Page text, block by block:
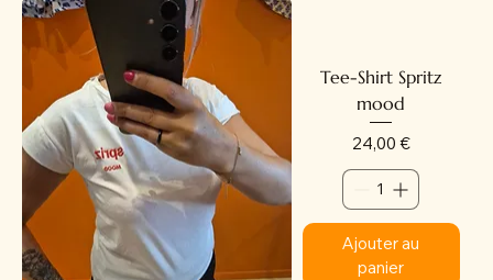
Tee-Shirt Spritz
mood
Prix
24,00 €
Ajouter au
panier